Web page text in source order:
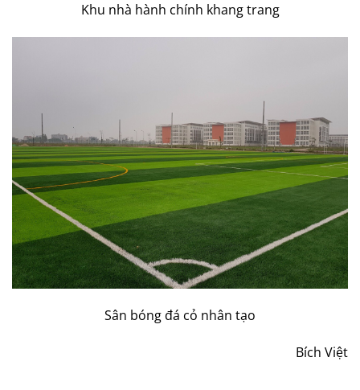
Khu nhà hành chính khang trang
Sân bóng đá cỏ nhân tạo
Bích Việt